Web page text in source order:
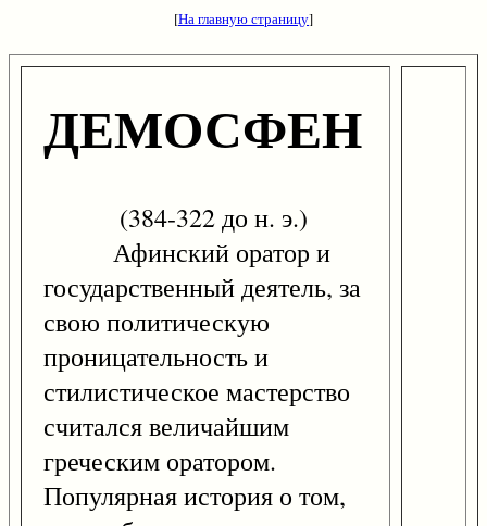
[На главную страницу]
ДЕМОСФЕН
(384-322 до н. э.)
Афинский оратор и
государственный деятель, за
свою политическую
проницательность и
стилистическое мастерство
считался величайшим
греческим оратором.
Популярная история о том,